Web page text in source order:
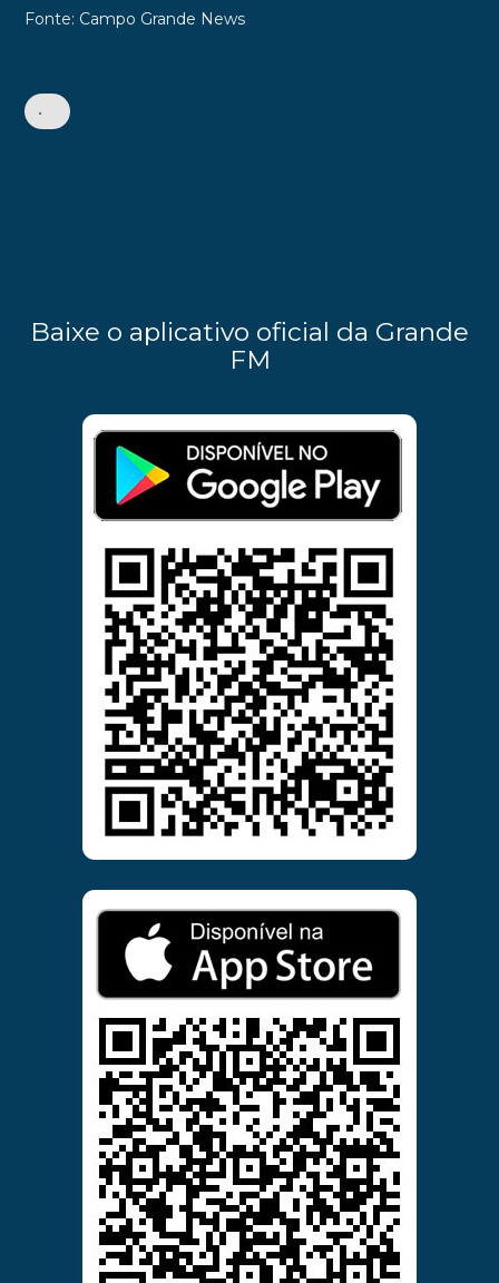
Fonte: Campo Grande News
•
Baixe o aplicativo oficial da Grande
FM